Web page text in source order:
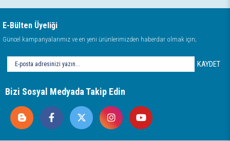
E-Bülten Üyeliği
Güncel kampanyalarımız ve en yeni ürünlerimizden haberdar olmak için;
KAYDET
Bizi Sosyal Medyada Takip Edin